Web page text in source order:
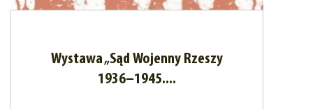
Wystawa „Sąd Wojenny Rzeszy
1936–1945....